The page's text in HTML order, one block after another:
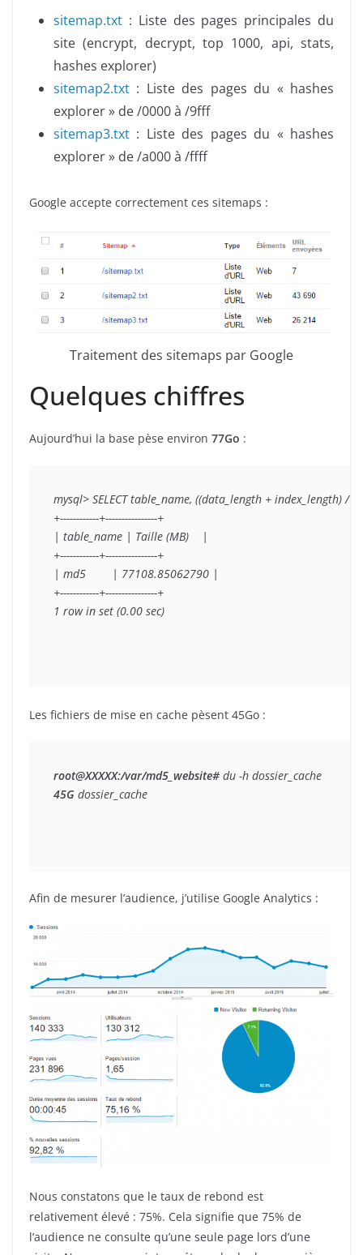
sitemap.txt : Liste des pages principales du
site (encrypt, decrypt, top 1000, api, stats,
hashes explorer)
sitemap2.txt : Liste des pages du « hashes
explorer » de /0000 à /9fff
sitemap3.txt : Liste des pages du « hashes
explorer » de /a000 à /ffff
Google accepte correctement ces sitemaps :
Traitement des sitemaps par Google
Quelques chiffres
Aujourd’hui la base pèse environ 77Go :
mysql> SELECT table_name, ((data_length + index_length) /
+------------+----------------+
| table_name | Taille (MB)    |
+------------+----------------+
| md5        | 77108.85062790 |
+------------+----------------+
1 row in set (0.00 sec)
Les fichiers de mise en cache pèsent 45Go :
root@XXXXX:/var/md5_website#
45G dossier_cache
Afin de mesurer l’audience, j’utilise Google Analytics :
Nous constatons que le taux de rebond est
relativement élevé : 75%. Cela signifie que 75% de
l’audience ne consulte qu’une seule page lors d’une